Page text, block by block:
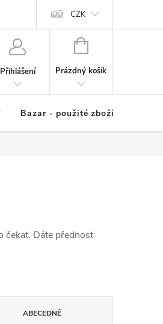
Kvalita zboží Spolupráce |
CZK
Přihlášení
NÁKUPNÍ
Prázdný košík
Bazar - použité zboží
čekat. Dáte přednost
ABECEDNĚ